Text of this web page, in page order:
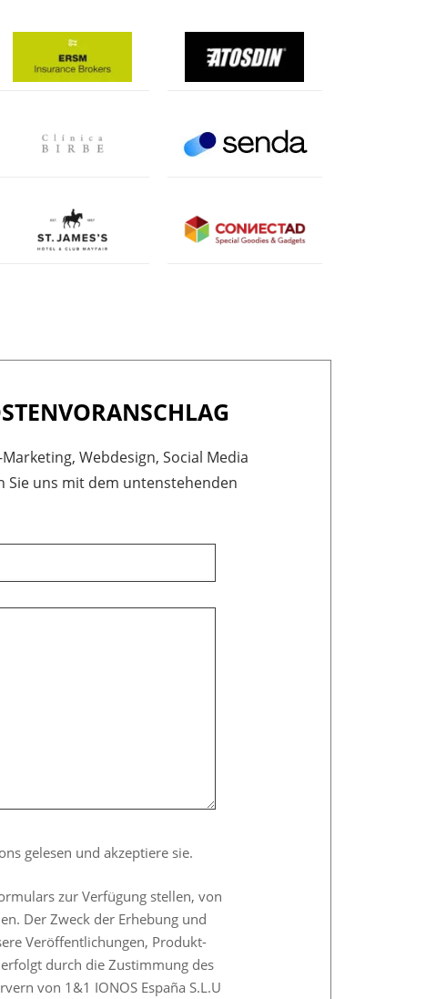
Webdesign, Social Media
Sie uns mit dem untenstehenden
gelesen und akzeptiere sie.
zur Verfügung stellen, von
Der Zweck der Erhebung und
Veröffentlichungen, Produkt-
durch die Zustimmung des
von 1&1 IONOS España S.L.U